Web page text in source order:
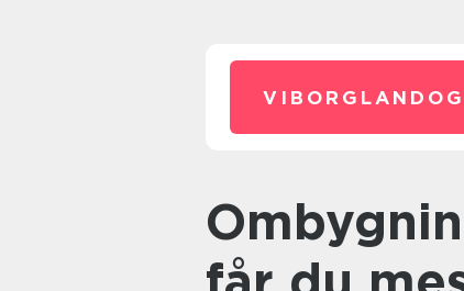
Ombygning af boligen: sådan